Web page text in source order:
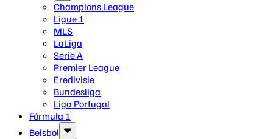
Champions League
Ligue 1
MLS
LaLiga
Serie A
Premier League
Eredivisie
Bundesliga
Liga Portugal
Fórmula 1
Beisbol